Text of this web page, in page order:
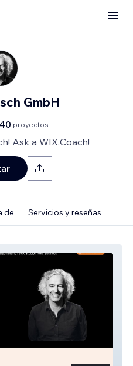
GmbH
40 proyectos
Ask a WIX.Coach!
de Servicios y reseñas